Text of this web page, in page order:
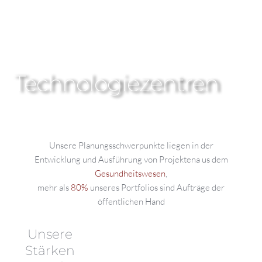
Technologiezentren
Unsere Planungsschwerpunkte liegen in der
Entwicklung und Ausführung von Projektena us dem
Gesundheitswesen,
mehr als 80% unseres Portfolios sind Aufträge der
öffentlichen Hand
Unsere
Stärken